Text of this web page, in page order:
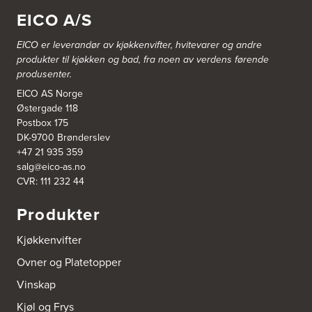
Tel.:99228877
Bergen Kjøkkensenter A/S
Hellevegen 228
5039 Bergen
Tel.:55-395060
Bjerkreim Trelast AS
Nesjane 7, Vikeså
4389 Vikeså
Tel.:51-454050
http://www.drommekjokken.no
Bjerks Trevarefabrikk AS
4325 Sandnes
Bjørnådal AS
Nordahl Griegsgt 8
EICO A/S
EICO er leverandør av kjøkkenvifter, hvitevarer og andre
produkter til kjøkken og bad, fra noen av verdens førende
produsenter.
EICO AS Norge
Østergade 118
Postbox 175
DK-9700 Brønderslev
+47 21 935 359
salg@eico-as.no
CVR: 111 232 44
Produkter
Kjøkkenvifter
Ovner og Platetopper
Vinskap
Kjøl og Frys